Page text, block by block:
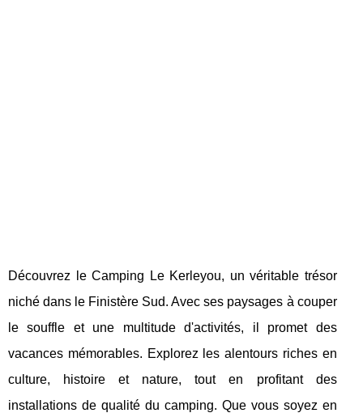
Découvrez le Camping Le Kerleyou, un véritable trésor
niché dans le Finistère Sud. Avec ses paysages à couper
le souffle et une multitude d'activités, il promet des
vacances mémorables. Explorez les alentours riches en
culture, histoire et nature, tout en profitant des
installations de qualité du camping. Que vous soyez en